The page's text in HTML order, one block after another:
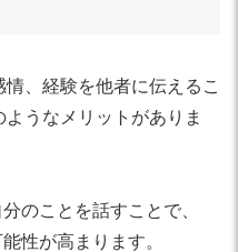
、経験を他者に伝えるこ
うなメリットがありま
のことを話すことで、
性が高まります。